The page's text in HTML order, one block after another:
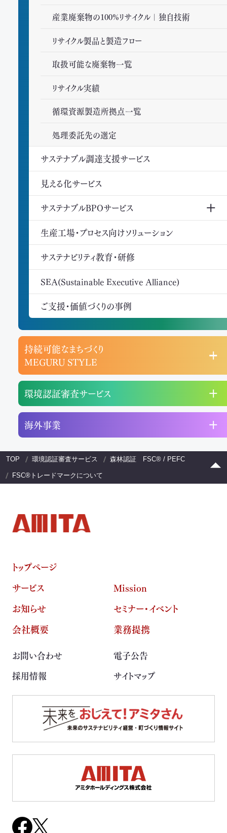
産業廃棄物の100%リサイクル｜独自技術
リサイクル製品と製造フロー
取扱可能な廃棄物一覧
リサイクル実績
循環資源製造所拠点一覧
処理委託先の選定
サステナブル調達支援サービス
見える化サービス
サステナブルBPOサービス
生産工場・プロセス向けソリューション
サステナビリティ教育・研修
SEA(Sustainable Executive Alliance)
ご支援・価値づくりの事例
持続可能なまちづくり
MEGURU STYLE
環境認証審査サービス
海外事業
TOP 環境認証審査サービス 森林認証 FSC® / PEFC
FSC®トレードマークについて
トップページ
サービス
Mission
お知らせ
セミナー・イベント
会社概要
業務提携
お問い合わせ
電子公告
採用情報
サイトマップ